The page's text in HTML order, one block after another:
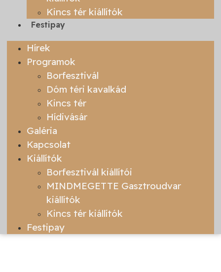
Kincs tér kiállítók
Festipay
Hírek
Programok
Borfesztivál
Dóm téri kavalkád
Kincs tér
Hídivásár
Galéria
Kapcsolat
Kiállítók
Borfesztivál kiállítói
MINDMEGETTE Gasztroudvar
kiállítók
Kincs tér kiállítók
Festipay